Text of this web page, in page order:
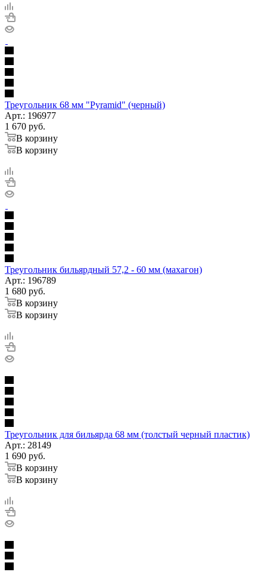
Треугольник 68 мм "Pyramid" (черный)
Арт.: 196977
1 670 руб.
В корзину
В корзину
Треугольник бильярдный 57,2 - 60 мм (махагон)
Арт.: 196789
1 680 руб.
В корзину
В корзину
Треугольник для бильярда 68 мм (толстый черный пластик)
Арт.: 28149
1 690 руб.
В корзину
В корзину